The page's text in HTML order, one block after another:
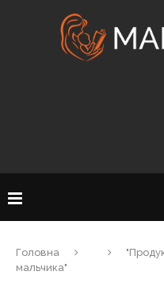
Головна
мальчика"